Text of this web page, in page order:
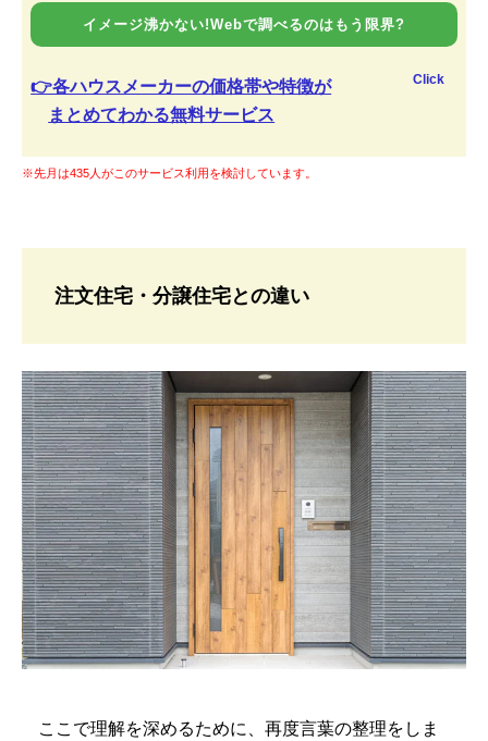
イメージ沸かない!Webで調べるのはもう限界?
👉各ハウスメーカーの価格帯や特徴が
まとめてわかる無料サービス
Click
※先月は435人がこのサービス利用を検討しています。
注文住宅・分譲住宅との違い
ここで理解を深めるために、再度言葉の整理をしま